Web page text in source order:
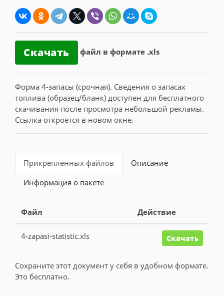
Скачать файл в формате .xls
Форма 4-запасы (срочная). Сведения о запасах
топлива (образец/бланк) доступен для бесплатного
скачивания после просмотра небольшой рекламы.
Ссылка откроется в новом окне.
Прикрепленных файлов
Описание
Информация о пакете
Файл Действие
4-zapasi-statistic.xls Скачать
Сохраните этот документ у себя в удобном формате.
Это бесплатно.